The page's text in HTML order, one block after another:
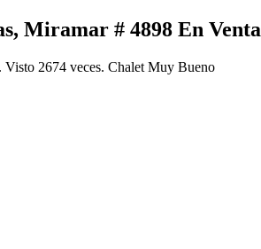
Miramar # 4898 En Venta
2674 veces. Chalet Muy Bueno